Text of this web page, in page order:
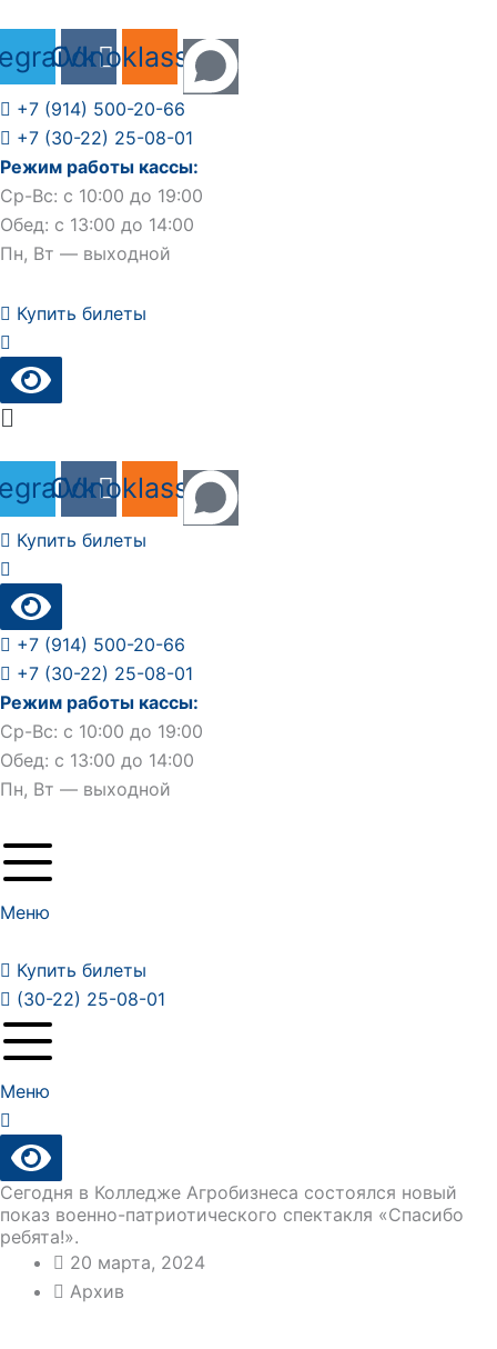
содержимому
Vk
Odnoklassniki
+7 (914) 500-20-66
+7 (30-22) 25-08-01
Режим работы кассы:
Ср-Вс: с 10:00 до 19:00
Обед: с 13:00 до 14:00
Пн, Вт — выходной
Купить билеты
Main
Vk
Odnoklassniki
Купить билеты
+7 (914) 500-20-66
+7 (30-22) 25-08-01
Режим работы кассы:
Ср-Вс: с 10:00 до 19:00
Обед: с 13:00 до 14:00
Пн, Вт — выходной
Меню
Купить билеты
(30-22) 25-08-01
Меню
Сегодня в Колледже Агробизнеса состоялся новый
показ военно-патриотического спектакля «Спасибо
ребята!».
20 марта, 2024
Архив